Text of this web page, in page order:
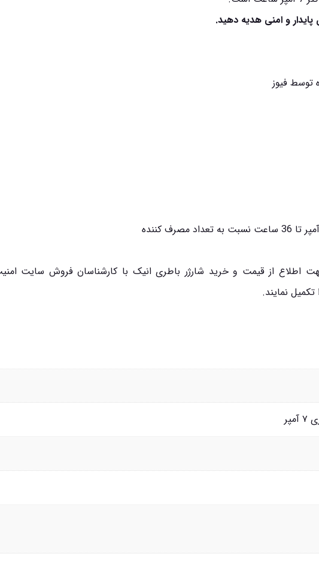
پایدار و امنی هدیه دهید.
اطلاع از قیمت و خرید شارژر باطری انیک با کارشناسان فروش سایت
نمایند.